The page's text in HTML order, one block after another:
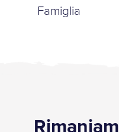
Famiglia